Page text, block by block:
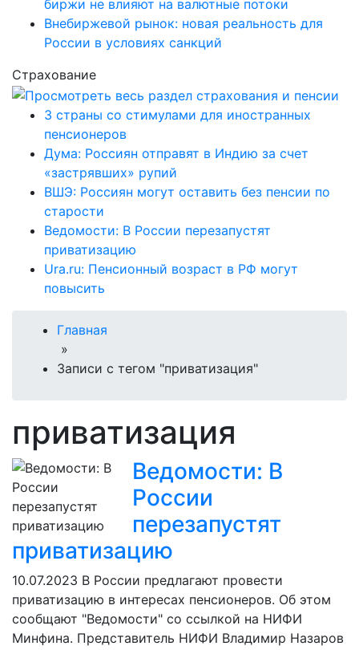
биржи не влияют на валютные потоки
Внебиржевой рынок: новая реальность для
России в условиях санкций
Страхование
3 страны со стимулами для иностранных
пенсионеров
Дума: Россиян отправят в Индию за счет
«застрявших» рупий
ВШЭ: Россиян могут оставить без пенсии по
старости
Ведомости: В России перезапустят
приватизацию
Ura.ru: Пенсионный возраст в РФ могут
повысить
Главная
»
Записи с тегом "приватизация"
приватизация
Ведомости: В
России
перезапустят
приватизацию
10.07.2023 В России предлагают провести
приватизацию в интересах пенсионеров. Об этом
сообщают "Ведомости" со ссылкой на НИФИ
Минфина. Представитель НИФИ Владимир Назаров